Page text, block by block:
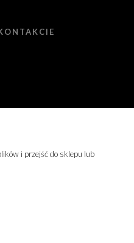
i przejść do sklepu lub